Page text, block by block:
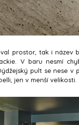
prostor, tak i název
V baru nesmí
pult se nese
jen v menší velikosti.